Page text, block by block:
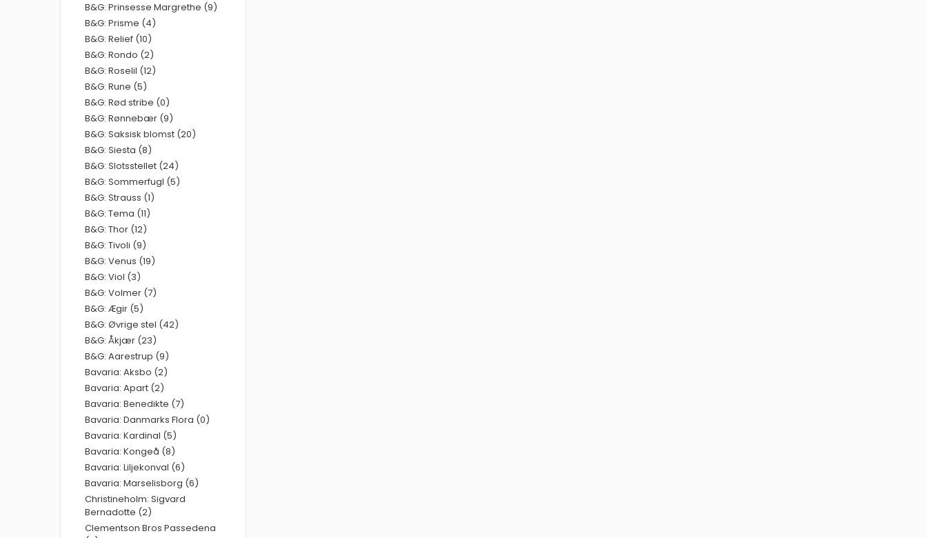
B&G: Prinsesse Margrethe (9)
B&G: Prisme (4)
B&G: Relief (10)
B&G: Rondo (2)
B&G: Roselil (12)
B&G: Rune (5)
B&G: Rød stribe (0)
B&G: Rønnebær (9)
B&G: Saksisk blomst (20)
B&G: Siesta (8)
B&G: Slotsstellet (24)
B&G: Sommerfugl (5)
B&G: Strauss (1)
B&G: Tema (11)
B&G: Thor (12)
B&G: Tivoli (9)
B&G: Venus (19)
B&G: Viol (3)
B&G: Volmer (7)
B&G: Ægir (5)
B&G: Øvrige stel (42)
B&G: Åkjær (23)
B&G: Aarestrup (9)
Bavaria: Aksbo (2)
Bavaria: Apart (2)
Bavaria: Benedikte (7)
Bavaria: Danmarks Flora (0)
Bavaria: Kardinal (5)
Bavaria: Kongeå (8)
Bavaria: Liljekonval (6)
Bavaria: Marselisborg (6)
Christineholm: Sigvard
Bernadotte (2)
Clementson Bros Passedena